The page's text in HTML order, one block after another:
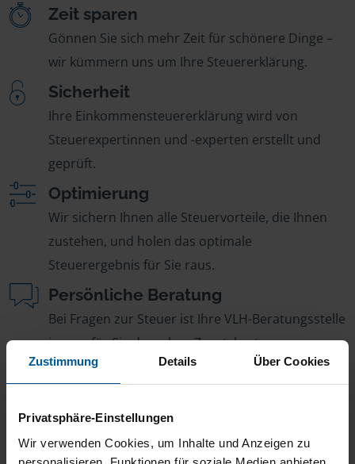
Zustimmung Details Über Cookies
Privatsphäre-Einstellungen
Wir verwenden Cookies, um Inhalte und Anzeigen zu
Zeit sparen
Gönnen Sie sich mehr Zeit für schönere Dinge –
wir kümmern uns um Ihre Steuererklärung.
Sicherheit
Ihre Einkommensteuererklärung wird von
Steuerexpertinnen und -experten erstellt und
geprüft.
Optimierung
Wir sichern Ihnen alle Steuervorteile, die Ihnen
zustehen, und holen das optimale
Steuerergebnis für Sie raus.
Persönliche Beratung
Bei Fragen zur Steuer ist Ihre VLH-Beratungsstelle
immer für Sie da – ohne Zusatzkosten.
Fairer Beitrag
jährlichen Mitgliedsbeitrag, der sich nach Ihren
Jahreseinnahmen richtet.